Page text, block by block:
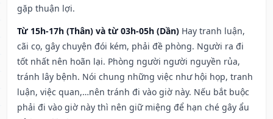
gặp thuận lợi.
Từ 15h-17h (Thân) và từ 03h-05h (Dần) Hay tranh luận,
cãi cọ, gây chuyện đói kém, phải đề phòng. Người ra đi
tốt nhất nên hoãn lại. Phòng người người nguyền rủa,
tránh lây bệnh. Nói chung những việc như hội họp, tranh
luận, việc quan,…nên tránh đi vào giờ này. Nếu bắt buộc
phải đi vào giờ này thì nên giữ miệng để hạn ché gây ẩu